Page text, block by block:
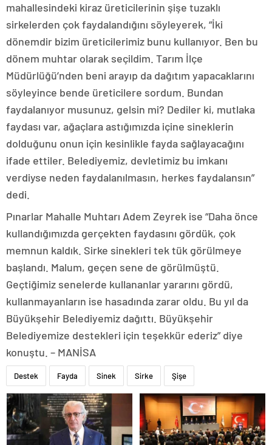
mahallesindeki kiraz üreticilerinin şişe tuzaklı
sirkelerden çok faydalandığını söyleyerek, “İki
dönemdir bizim üreticilerimiz bunu kullanıyor. Ben bu
dönem muhtar olarak seçildim. Tarım İlçe
Müdürlüğü’nden beni arayıp da dağıtım yapacaklarını
söyleyince bende üreticilere sordum. Bundan
faydalanıyor musunuz, gelsin mi? Dediler ki, mutlaka
faydası var, ağaçlara astığımızda içine sineklerin
dolduğunu onun için kesinlikle fayda sağlayacağını
ifade ettiler. Belediyemiz, devletimiz bu imkanı
verdiyse neden faydalanılmasın, herkes faydalansın”
dedi.
Pınarlar Mahalle Muhtarı Adem Zeyrek ise “Daha önce
kullandığımızda gerçekten faydasını gördük, çok
memnun kaldık. Sirke sinekleri tek tük görülmeye
başlandı. Malum, geçen sene de görülmüştü.
Geçtiğimiz senelerde kullananlar yararını gördü,
kullanmayanların ise hasadında zarar oldu. Bu yıl da
Büyükşehir Belediyemiz dağıttı. Büyükşehir
Belediyemize destekleri için teşekkür ederiz” diye
konuştu. – MANİSA
Destek Fayda Sinek Sirke Şişe